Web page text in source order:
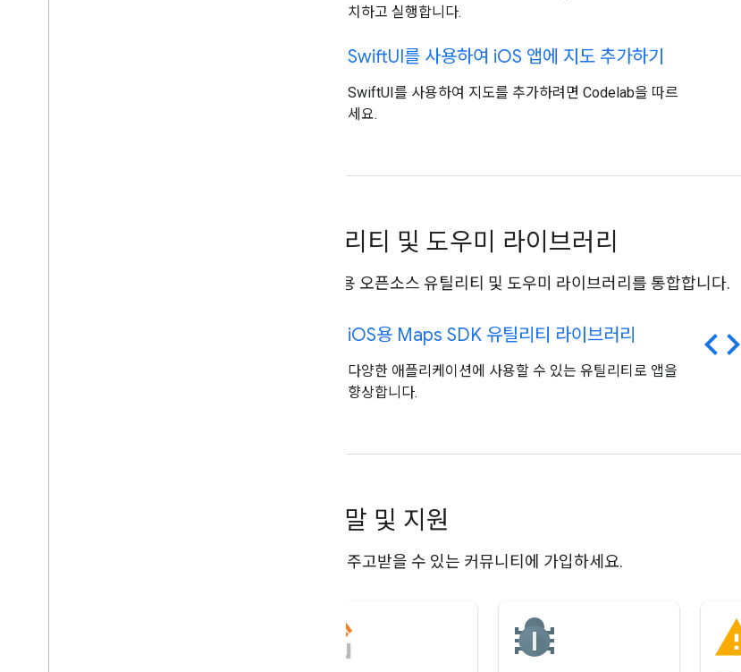
치하고 실행합니다.
SwiftUI를 사용하여 iOS 앱에 지도 추가하기
SwiftUI를 사용하여 지도를 추가하려면 Codelab을 따르
세요.
유틸리티 및 도우미 라이브러리
iOS 앱용 오픈소스 유틸리티 및 도우미 라이브러리를 통합합니다.
iOS용 Maps SDK 유틸리티 라이브러리
다양한 애플리케이션에 사용할 수 있는 유틸리티로 앱을
향상합니다.
code
도움말 및 지원
도움을 주고받을 수 있는 커뮤니티에 가입하세요.